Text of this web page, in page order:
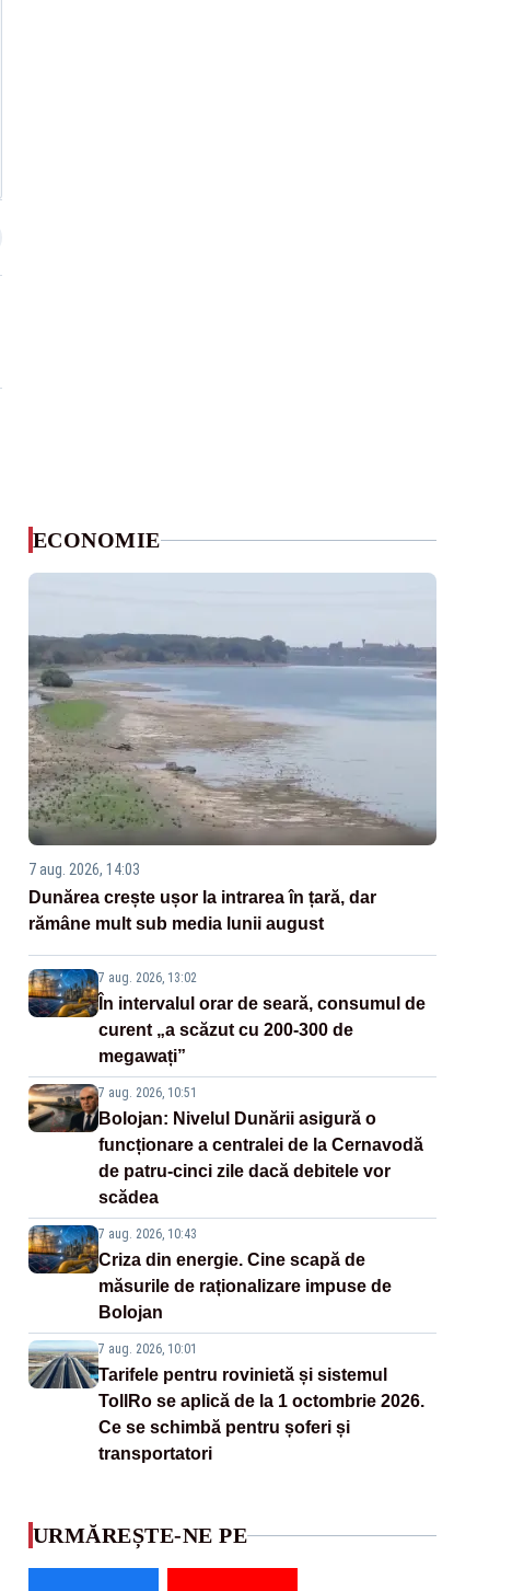
ECONOMIE
7 aug. 2026, 14:03
Dunărea crește ușor la intrarea în țară, dar
rămâne mult sub media lunii august
7 aug. 2026, 13:02
În intervalul orar de seară, consumul de
curent „a scăzut cu 200-300 de
megawați”
7 aug. 2026, 10:51
Bolojan: Nivelul Dunării asigură o
funcționare a centralei de la Cernavodă
de patru-cinci zile dacă debitele vor
scădea
7 aug. 2026, 10:43
Criza din energie. Cine scapă de
măsurile de raționalizare impuse de
Bolojan
7 aug. 2026, 10:01
Tarifele pentru rovinietă și sistemul
TollRo se aplică de la 1 octombrie 2026.
Ce se schimbă pentru șoferi și
transportatori
URMĂREȘTE-NE PE